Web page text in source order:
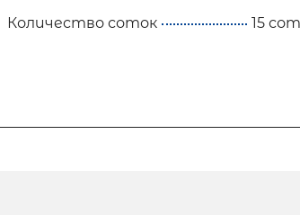
Количество соток 15